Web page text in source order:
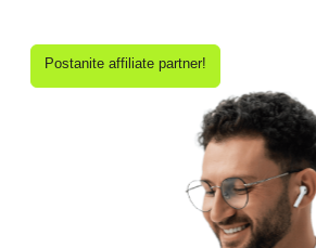
Postanite affiliate partner!